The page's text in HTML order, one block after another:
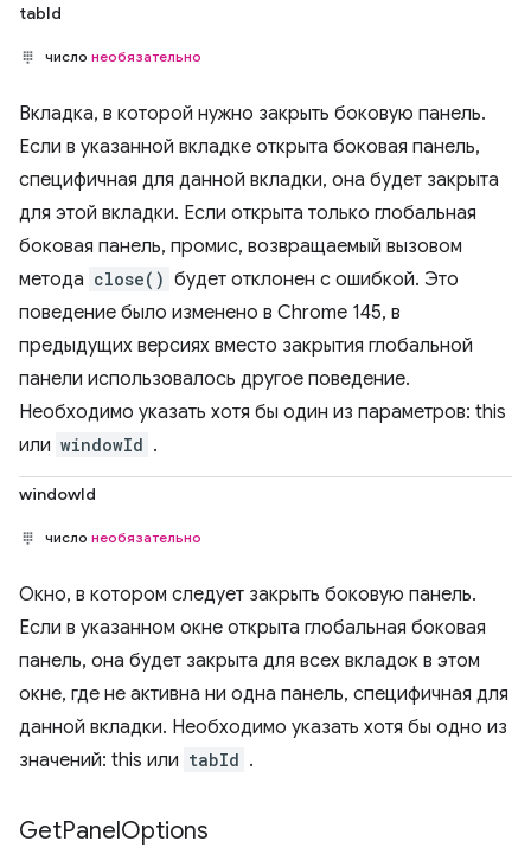
tabId
число необязательно
Вкладка, в которой нужно закрыть боковую панель.
Если в указанной вкладке открыта боковая панель,
специфичная для данной вкладки, она будет закрыта
для этой вкладки. Если открыта только глобальная
боковая панель, промис, возвращаемый вызовом
метода close() будет отклонен с ошибкой. Это
поведение было изменено в Chrome 145, в
предыдущих версиях вместо закрытия глобальной
панели использовалось другое поведение.
Необходимо указать хотя бы один из параметров: this
или windowId .
windowId
число необязательно
Окно, в котором следует закрыть боковую панель.
Если в указанном окне открыта глобальная боковая
панель, она будет закрыта для всех вкладок в этом
окне, где не активна ни одна панель, специфичная для
данной вкладки. Необходимо указать хотя бы одно из
значений: this или tabId .
GetPanelOptions